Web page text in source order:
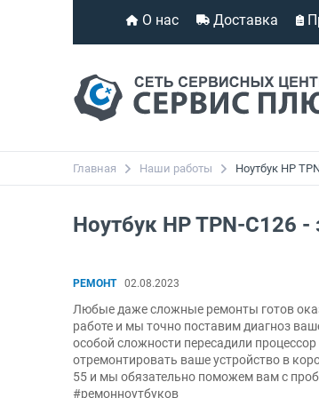
О нас Доставка
Главная Наши работы Ноутбук HP
Ноутбук HP TPN-C126
РЕМОНТ 02.08.2023
Любые даже сложные ремонты готов
работе и мы точно поставим диагноз
особой сложности пересадили
отремонтировать ваше устройство в
55 и мы обязательно поможем вам с
#ремонноутбуков